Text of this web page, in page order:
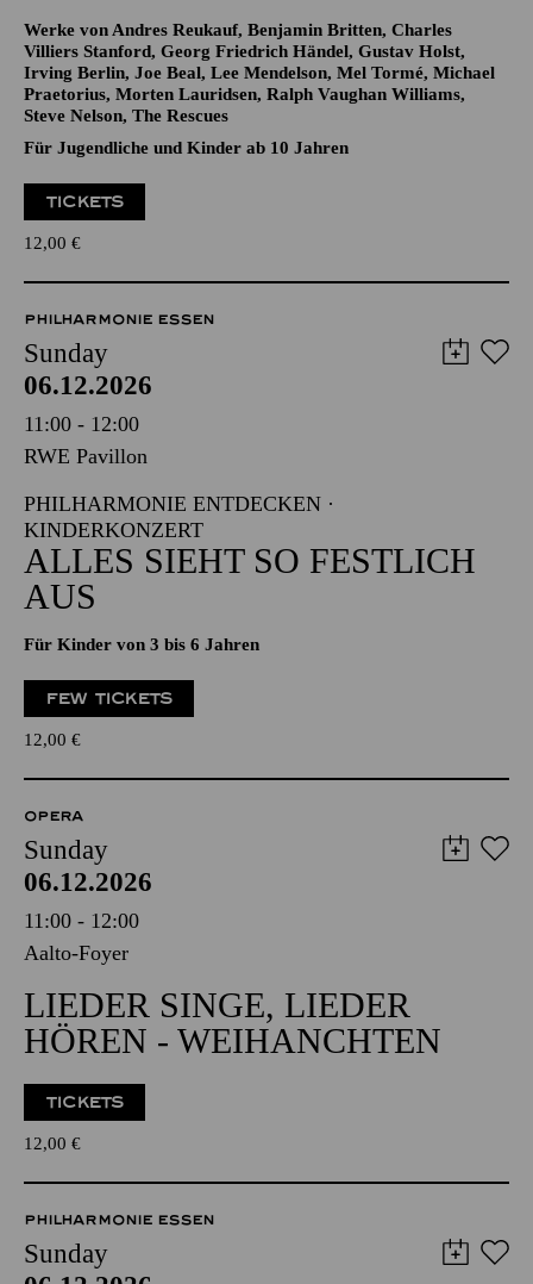
Werke von Andres Reukauf, Benjamin Britten, Charles
Villiers Stanford, Georg Friedrich Händel, Gustav Holst,
Irving Berlin, Joe Beal, Lee Mendelson, Mel Tormé, Michael
Praetorius, Morten Lauridsen, Ralph Vaughan Williams,
Steve Nelson, The Rescues
Für Jugendliche und Kinder ab 10 Jahren
TICKETS
12,00 €
PHILHARMONIE ESSEN
Sunday
06.12.2026
11:00 - 12:00
RWE Pavillon
PHILHARMONIE ENTDECKEN ·
KINDERKONZERT
ALLES SIEHT SO FESTLICH
AUS
Für Kinder von 3 bis 6 Jahren
FEW TICKETS
12,00 €
OPERA
Sunday
06.12.2026
11:00 - 12:00
Aalto-Foyer
LIEDER SINGE, LIEDER
HÖREN - WEIHANCHTEN
TICKETS
12,00 €
PHILHARMONIE ESSEN
Sunday